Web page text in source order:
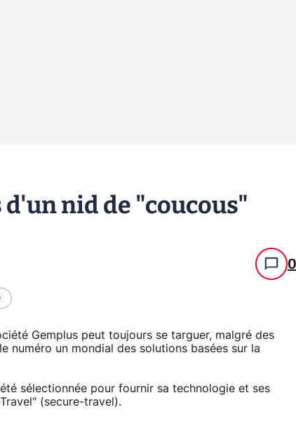
nid de "coucous"
0
Gemplus peut toujours se targuer, malgré des
numéro un mondial des solutions basées sur la
sélectionnée pour fournir sa technologie et ses
(secure-travel).